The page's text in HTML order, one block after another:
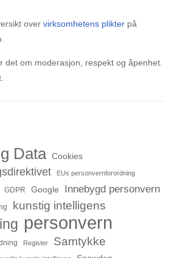
over virksomhetens plikterpå
det om moderasjon, respekt og åpenhet.
Data Cookies
EUs personvernforordning
GDPR Google Innebygd personvern
kunstig intelligens
personvern
Register Samtykke